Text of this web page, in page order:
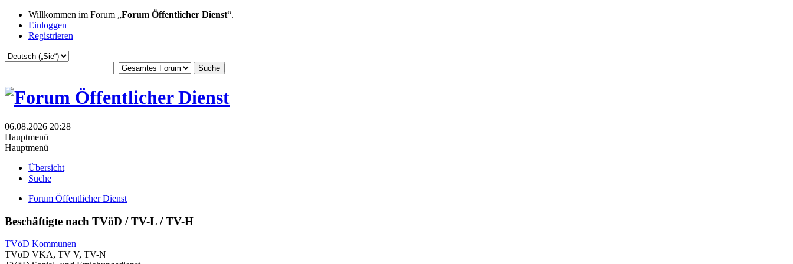
Willkommen im Forum „Forum Öffentlicher Dienst“.
Einloggen
Registrieren
06.08.2026 20:28
Hauptmenü
Hauptmenü
Übersicht
Suche
Forum Öffentlicher Dienst
Beschäftigte nach TVöD / TV-L / TV-H
TVöD Kommunen
TVöD VKA, TV V, TV-N